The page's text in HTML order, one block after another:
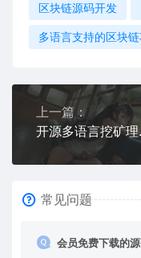
区块链源码开发
多语言支持的区块
上一篇：
开源多
常见问题
会员免费下载的